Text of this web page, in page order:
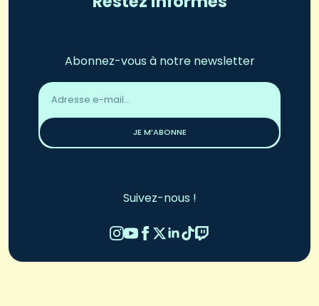
Abonnez-vous à notre newsletter
Adresse
email
JE M’ABONNE
Suivez-nous !